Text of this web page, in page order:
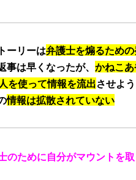
ーリーは弁護士を煽るため
事は早くなったが、かねこ
を使って情報を流出させよ
情報は拡散されていない
のために自分がマウントを